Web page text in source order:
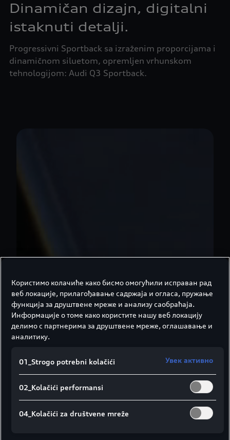
Dinamičan dizajn, digitalni
istaknuti detalji.
Progressivni Sportback sa izraženim proporcijama i
dinamičnom siluetom, opremljen vrhunskom
tehnologijom: Audi Q3 Sportback.
Користимо колачиће како бисмо омогућили исправан рад
веб локације, прилагођавање садржаја и огласа, пружање
функција за друштвене мреже и анализу саобраћаја.
Информације о томе како користите нашу веб локацију
делимо с партнерима за друштвене мреже, оглашавање и
аналитику.
01_Strogo potrebni kolačići Увек активно
02_Kolačići performansi
04_Kolačići za društvene mreže